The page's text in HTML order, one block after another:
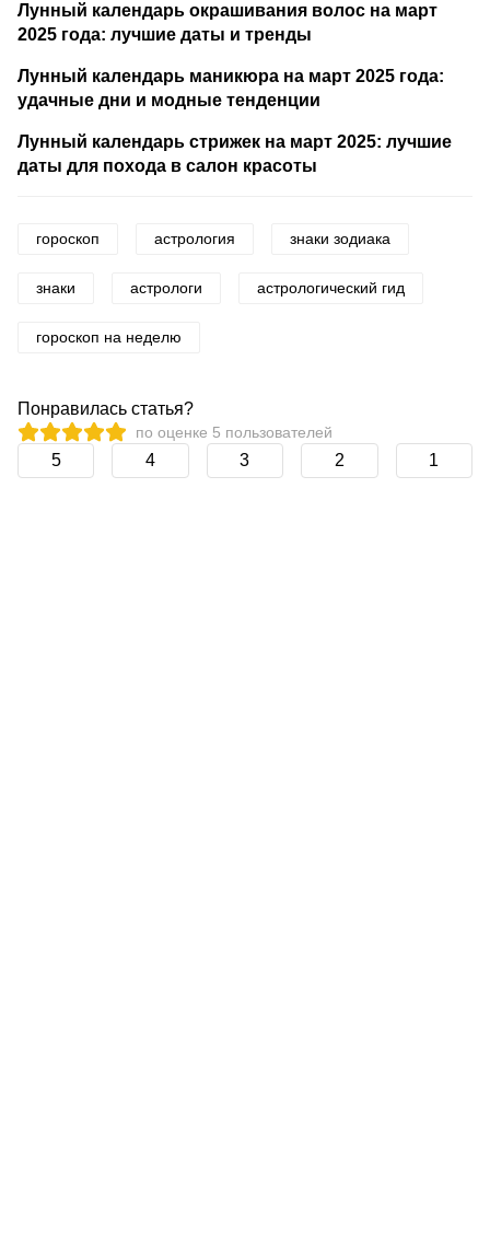
Лунный календарь окрашивания волос на март
2025 года: лучшие даты и тренды
Лунный календарь маникюра на март 2025 года:
удачные дни и модные тенденции
Лунный календарь стрижек на март 2025: лучшие
даты для похода в салон красоты
гороскоп астрология знаки зодиака
знаки астрологи астрологический гид
гороскоп на неделю
Понравилась статья?
по оценке 5 пользователей
5 4 3 2 1